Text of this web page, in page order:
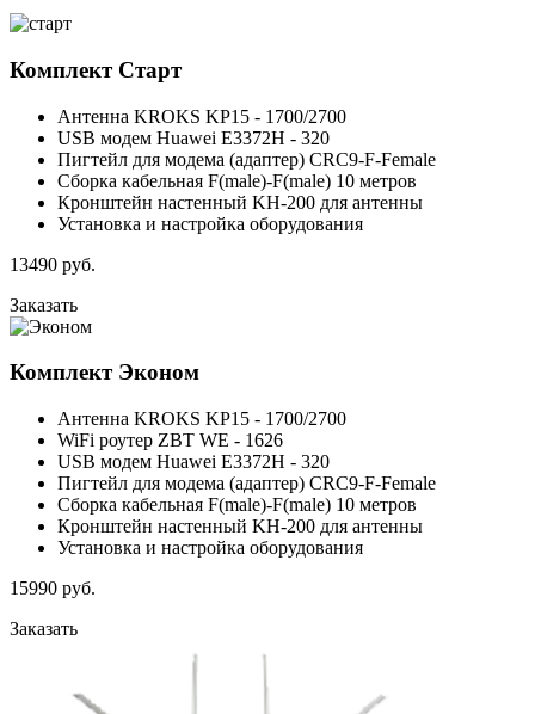
Комплект Старт
Антенна KROKS KP15 - 1700/2700
USB модем Huawei E3372H - 320
Пигтейл для модема (адаптер) CRC9-F-Female
Сборка кабельная F(male)-F(male) 10 метров
Кронштейн настенный KH-200 для антенны
Установка и настройка оборудования
13490 руб.
Заказать
Комплект Эконом
Антенна KROKS KP15 - 1700/2700
WiFi роутер ZBT WE - 1626
USB модем Huawei E3372H - 320
Пигтейл для модема (адаптер) CRC9-F-Female
Сборка кабельная F(male)-F(male) 10 метров
Кронштейн настенный KH-200 для антенны
Установка и настройка оборудования
15990 руб.
Заказать